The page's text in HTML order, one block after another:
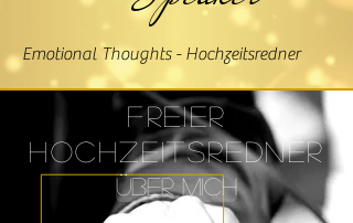
Emotional Thoughts - Hochzeitsredner
Freier
Hochzeitsredner
Über mich